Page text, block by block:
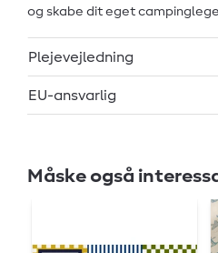
og skabe dit eget
Plejevejledning
EU-ansvarlig
Måske også